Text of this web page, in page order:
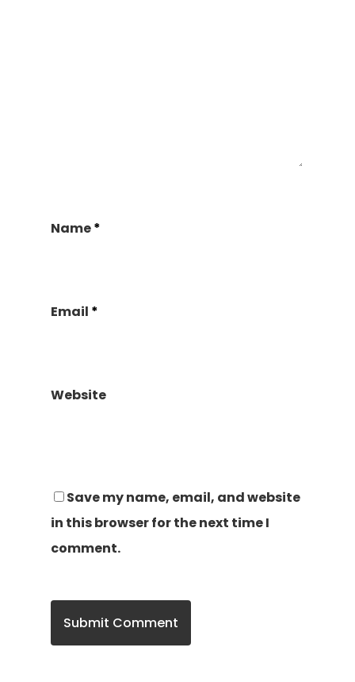
Name*
Email *
Website
Save my name, email, and website
in this browser for the next time I
comment.